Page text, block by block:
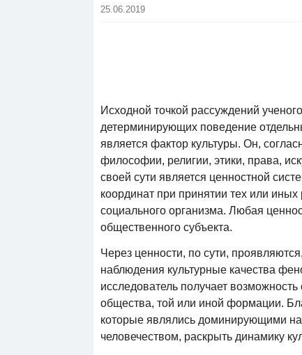
25.06.2019
Исходной точкой рассуждений
детерминирующих поведение
является фактор культуры. Он,
философии, религии, этики, права,
своей сути является ценностной
координат при принятии тех или
социального организма. Любая
общественного субъекта.
Через ценности, по сути,
наблюдения культурные качества
исследователь получает
общества, той или иной формации.
которые являлись доминирующими на
человечеством, раскрыть динамику